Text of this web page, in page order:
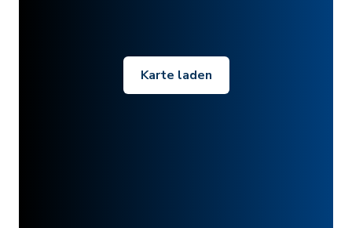
Karte laden